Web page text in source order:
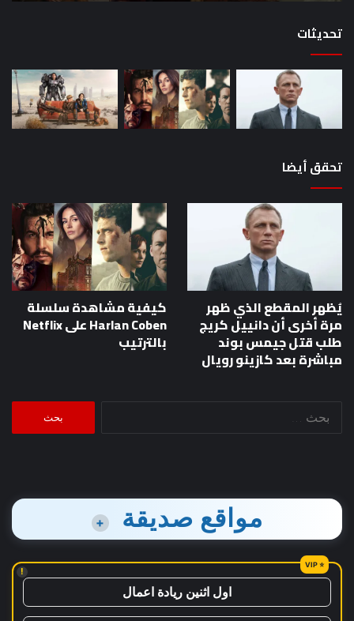
تحديثات
تحقق أيضا
يُظهر المقطع الذي ظهر
مرة أخرى أن دانييل كريج
طلب قتل جيمس بوند
مباشرة بعد كازينو رويال
كيفية مشاهدة سلسلة
Harlan Coben على Netflix
بالترتيب
مواقع صديقة +
!
اول اثنين ريادة اعمال